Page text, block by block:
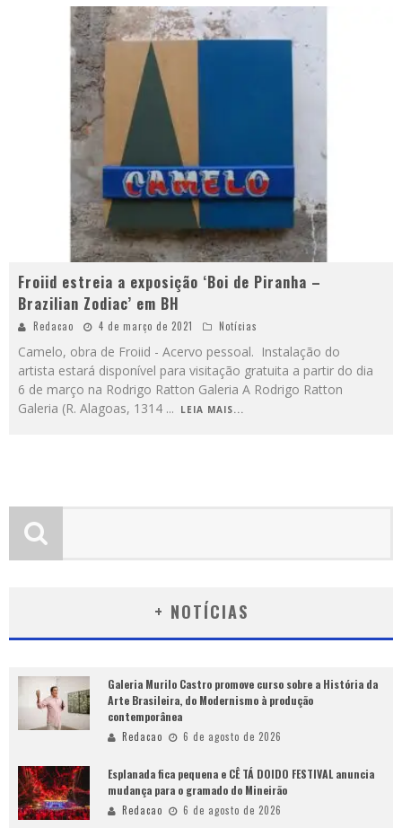
Froiid estreia a exposição ‘Boi de Piranha –
Brazilian Zodiac’ em BH
Redacao 4 de março de 2021 Notícias
Camelo, obra de Froiid - Acervo pessoal. Instalação do
artista estará disponível para visitação gratuita a partir do dia
6 de março na Rodrigo Ratton Galeria A Rodrigo Ratton
Galeria (R. Alagoas, 1314 ... LEIA MAIS...
+ NOTÍCIAS
Galeria Murilo Castro promove curso sobre a História da
Arte Brasileira, do Modernismo à produção
contemporânea
Redacao 6 de agosto de 2026
Esplanada fica pequena e CÊ TÁ DOIDO FESTIVAL anuncia
mudança para o gramado do Mineirão
Redacao 6 de agosto de 2026